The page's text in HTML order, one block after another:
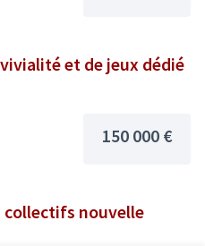
et de jeux dédié
150 000 €
collectifs nouvelle